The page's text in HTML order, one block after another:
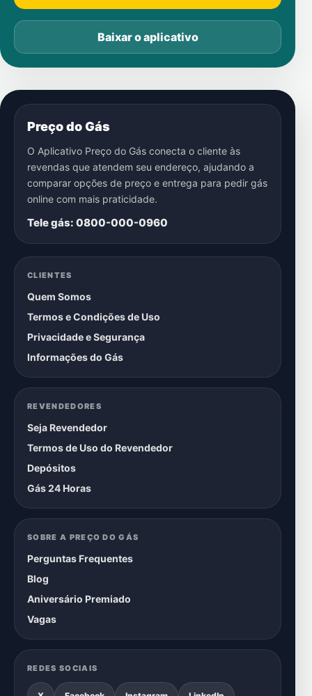
Baixar o aplicativo
Preço do Gás
O Aplicativo Preço do Gás conecta o cliente às
revendas que atendem seu endereço, ajudando a
comparar opções de preço e entrega para pedir gás
online com mais praticidade.
Tele gás: 0800-000-0960
CLIENTES
Quem Somos
Termos e Condições de Uso
Privacidade e Segurança
Informações do Gás
REVENDEDORES
Seja Revendedor
Termos de Uso do Revendedor
Depósitos
Gás 24 Horas
SOBRE A PREÇO DO GÁS
Perguntas Frequentes
Blog
Aniversário Premiado
Vagas
REDES SOCIAIS